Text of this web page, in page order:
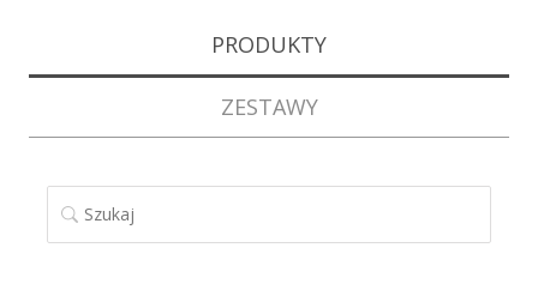
PRODUKTY
ZESTAWY
SZUKAJ